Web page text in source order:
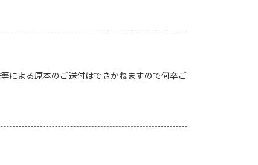
による原本のご送付はできかねますので何卒ご